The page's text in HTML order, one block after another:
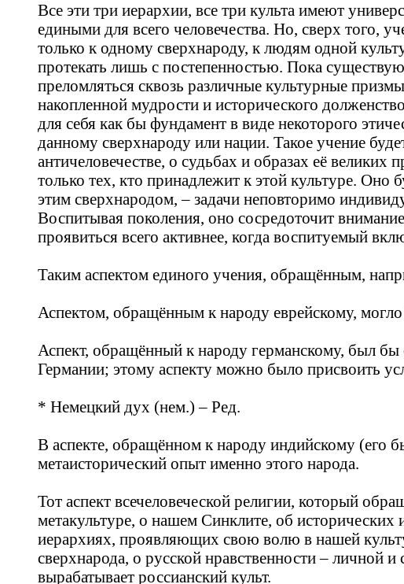
Все эти три иерархии, все три культа имеют
едиными для всего человечества. Но, сверх того,
только к одному сверхнароду, к людям одной
протекать лишь с постепенностью. Пока
преломляться сквозь различные культурные
накопленной мудрости и исторического
для себя как бы фундамент в виде некоторого
данному сверхнароду или нации. Такое учение
античеловечестве, о судьбах и образах её великих
только тех, кто принадлежит к этой культуре.
этим сверхнародом, – задачи неповторимо
Воспитывая поколения, оно сосредоточит
проявиться всего активнее, когда воспитуемый
Таким аспектом единого учения, обращённым,
Аспектом, обращённым к народу еврейскому,
Аспект, обращённый к народу германскому, был бы
Германии; этому аспекту можно было присвоить
* Немецкий дух (нем.) – Ред.
В аспекте, обращённом к народу индийскому (его
метаисторический опыт именно этого народа.
Тот аспект всечеловеческой религии, который
метакультуре, о нашем Синклите, об
иерархиях, проявляющих свою волю в нашей
сверхнарода, о русской нравственности – личной
вырабатывает россианский культ.